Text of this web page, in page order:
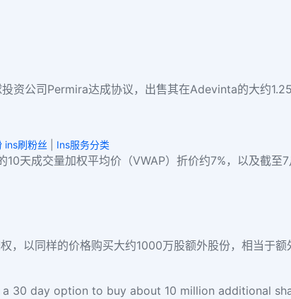
资公司Permira达成协议，出售其在Adevinta的大约
ins刷粉丝 Ins服务分类
天成交量加权平均价（VWAP）折价约7%，以及截至7
，以同样的价格购买大约1000万股额外股份，相当于
30 day option to buy about 10 million additional